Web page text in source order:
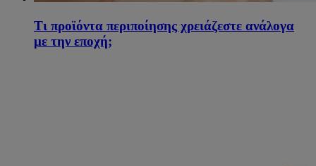
Τι προϊόντα περιποίησης χρειάζεστε ανάλογα
με την εποχή;